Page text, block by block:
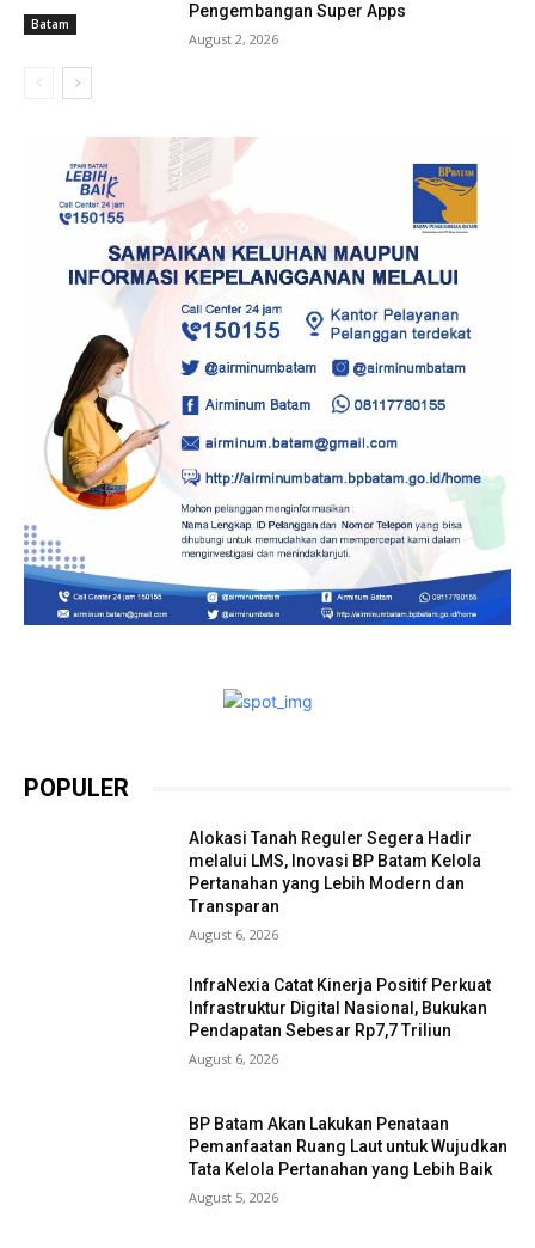
Batam
Pengembangan Super Apps
August 2, 2026
POPULER
Alokasi Tanah Reguler Segera Hadir
melalui LMS, Inovasi BP Batam Kelola
Pertanahan yang Lebih Modern dan
Transparan
August 6, 2026
InfraNexia Catat Kinerja Positif Perkuat
Infrastruktur Digital Nasional, Bukukan
Pendapatan Sebesar Rp7,7 Triliun
August 6, 2026
BP Batam Akan Lakukan Penataan
Pemanfaatan Ruang Laut untuk Wujudkan
Tata Kelola Pertanahan yang Lebih Baik
August 5, 2026